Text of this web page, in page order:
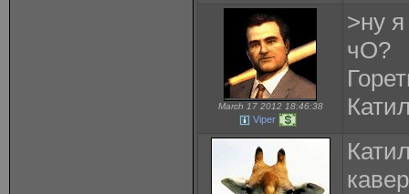
March 17 2012 18:46:38
Viper
>ну
чО?